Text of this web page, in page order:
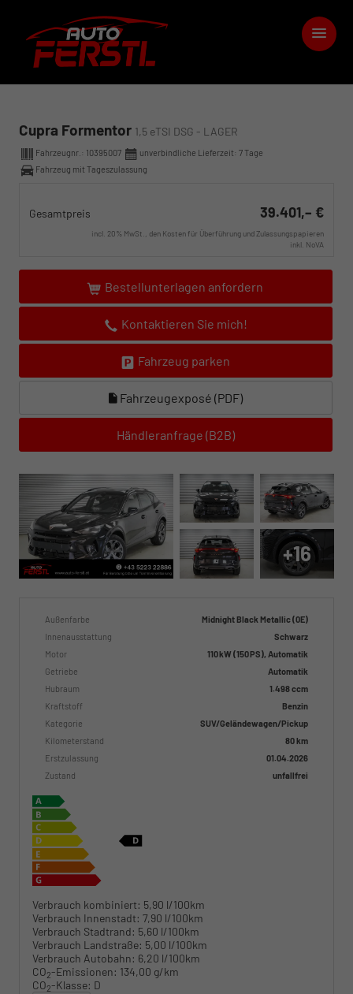
Cupra Formentor 1,5 eTSI DSG - LAGER
Fahrzeugnr.: 10395007 unverbindliche Lieferzeit: 7 Tage
Fahrzeug mit Tageszulassung
Gesamtpreis 39.401,– €
incl. 20% MwSt., den Kosten für Überführung und Zulassungspapieren
inkl. NoVA
Bestellunterlagen anfordern
Kontaktieren Sie mich!
Fahrzeug parken
Fahrzeugexposé (PDF)
Händleranfrage (B2B)
+16
Außenfarbe
Midnight Black Metallic (0E)
Innenausstattung
Schwarz
Motor
110 kW (150 PS), Automatik
Getriebe
Automatik
Hubraum
1.498 ccm
Kraftstoff
Benzin
Kategorie
SUV/Geländewagen/Pickup
Kilometerstand
80 km
Erstzulassung
01.04.2026
Zustand
unfallfrei
Verbrauch kombiniert: 5,90 l/100km
Verbrauch Innenstadt: 7,90 l/100km
Verbrauch Stadtrand: 5,60 l/100km
Verbrauch Landstraße: 5,00 l/100km
Verbrauch Autobahn: 6,20 l/100km
CO2-Emissionen: 134,00 g/km
CO2-Klasse: D